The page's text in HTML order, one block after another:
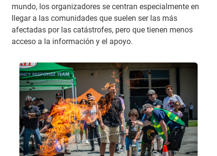
mundo, los organizadores se centran especialmente en
llegar a las comunidades que suelen ser las más
afectadas por las catástrofes, pero que tienen menos
acceso a la información y el apoyo.